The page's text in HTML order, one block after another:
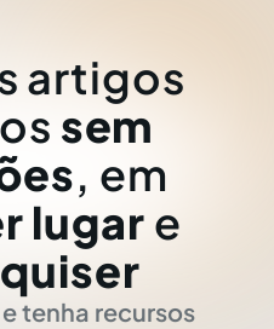
artigos
sem
, em
lugar e
tenha recursos